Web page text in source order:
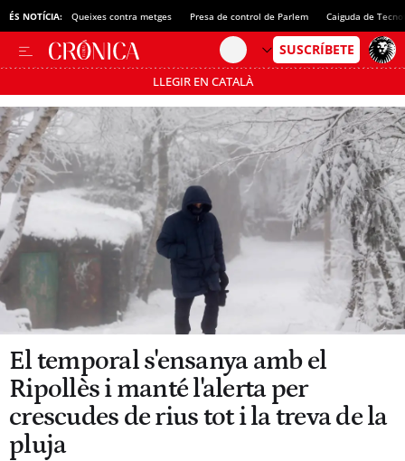
ÉS NOTÍCIA: Queixes contra metges Presa de control de Parlem Caiguda de
LLEGIR EN CATALÀ
Passa’t al mode estalvi
El temporal s'ensanya amb el
Ripollès i manté l'alerta per
crescudes de rius tot i la treva de la
pluja